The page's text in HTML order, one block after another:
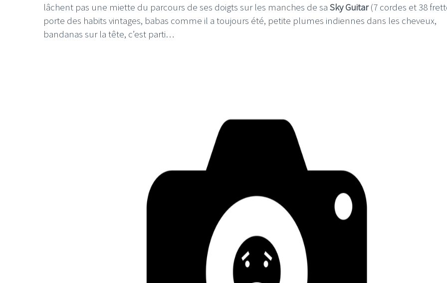
lâchent pas une miette du parcours de ses doigts sur les manches de sa Sky Guitar(7 cordes et 38
porte des habits vintages, babas comme il a toujours été, petite plumes indiennes dans les cheveux,
bandanas sur la tête, c’est parti…